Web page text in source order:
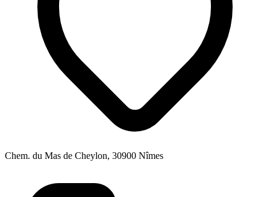
Chem. du Mas de Cheylon, 30900 Nîmes